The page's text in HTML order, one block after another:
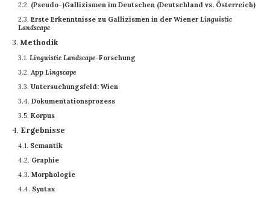
2.2. (Pseudo-)Gallizismen im Deutschen (Deutschland vs. Österreich)
2.3. Erste Erkenntnisse zu Gallizismen in der Wiener Linguistic
Landscape
3. Methodik
3.1. Linguistic Landscape-Forschung
3.2. App Lingscape
3.3. Untersuchungsfeld: Wien
3.4. Dokumentationsprozess
3.5. Korpus
4. Ergebnisse
4.1. Semantik
4.2. Graphie
4.3. Morphologie
4.4. Syntax